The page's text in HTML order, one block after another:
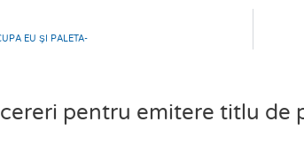
EU ŞI PALETA-
pentru emitere titlu de